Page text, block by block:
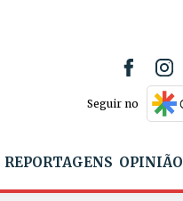
Seguir no
REPORTAGENS OPINIÃO